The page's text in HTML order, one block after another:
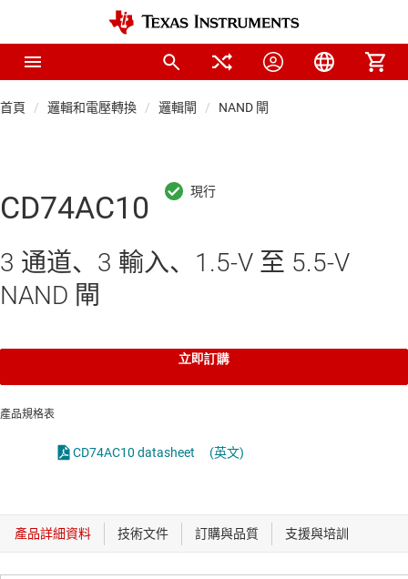
首頁 邏輯和電壓轉換 邏輯閘 NAND 閘
CD74AC10
3 通道、3 輸入、1.5-V 至 5.5-V
NAND 閘
立即訂購
產品規格表
CD74AC10 datasheet (英文)